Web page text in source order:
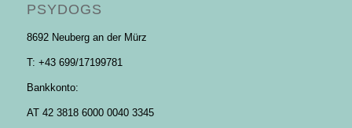
PSYDOGS
8692 Neuberg an der Mürz
T: +43 699/17199781
Bankkonto:
AT 42 3818 6000 0040 3345